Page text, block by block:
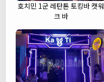
호치민 1군 레탄톤 토킹바 캣워
크 바